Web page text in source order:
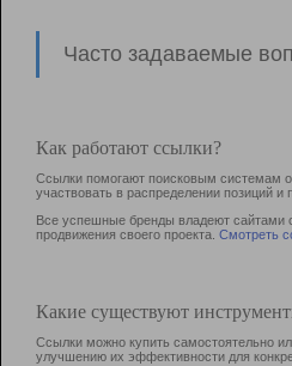
Часто задаваемые
Как работают ссылки?
Ссылки помогают поисковым системам
участвовать в раcпределении позиций и
Все успешные бренды владеют сайтами
продвижения своего проекта. Смотреть
Какие существуют
Ссылки можно купить самостоятельно
улучшению их эффективности для